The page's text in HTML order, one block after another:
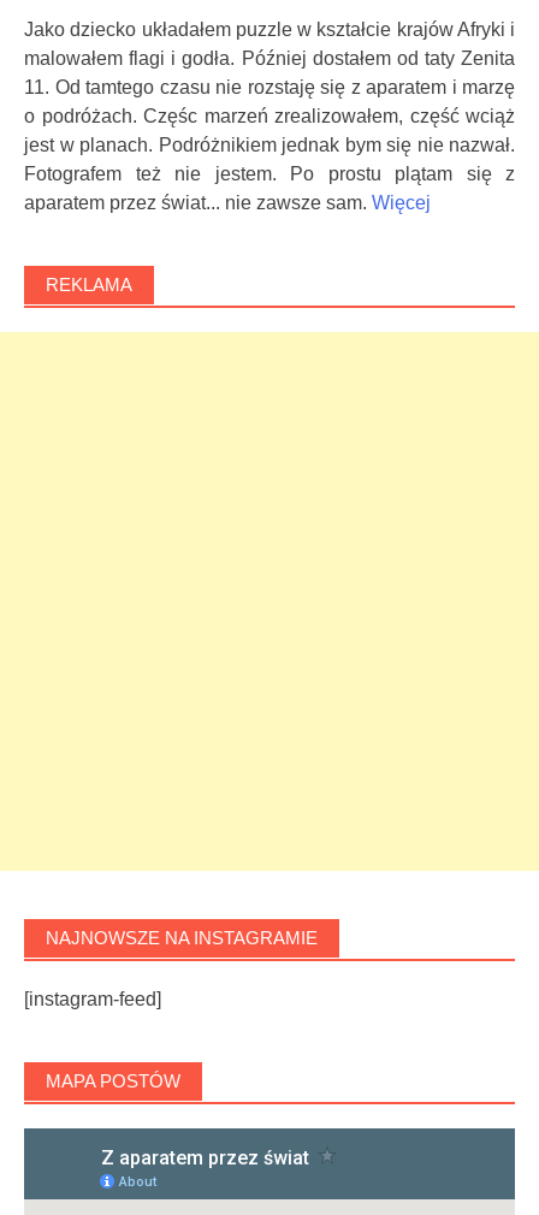
Jako dziecko układałem puzzle w kształcie krajów Afryki i
malowałem flagi i godła. Później dostałem od taty Zenita
11. Od tamtego czasu nie rozstaję się z aparatem i marzę
o podróżach. Częśc marzeń zrealizowałem, część wciąż
jest w planach. Podróżnikiem jednak bym się nie nazwał.
Fotografem też nie jestem. Po prostu plątam się z
aparatem przez świat... nie zawsze sam. Więcej
REKLAMA
NAJNOWSZE NA INSTAGRAMIE
[instagram-feed]
MAPA POSTÓW